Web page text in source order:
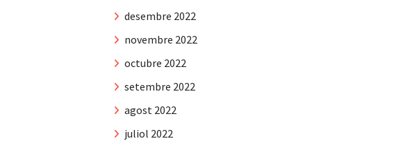
desembre 2022
novembre 2022
octubre 2022
setembre 2022
agost 2022
juliol 2022